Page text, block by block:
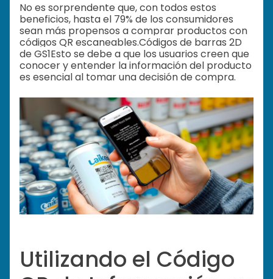
No es sorprendente que, con todos estos
beneficios, hasta el 79% de los consumidores
sean más propensos a comprar productos con
códigos QR escaneables.Códigos de barras 2D
de GS1Esto se debe a que los usuarios creen que
conocer y entender la información del producto
es esencial al tomar una decisión de compra.
Utilizando el Código